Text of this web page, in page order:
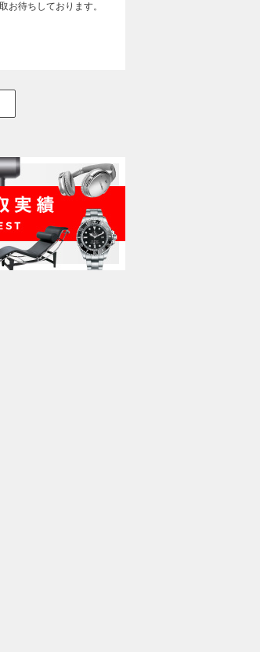
待ちしております。